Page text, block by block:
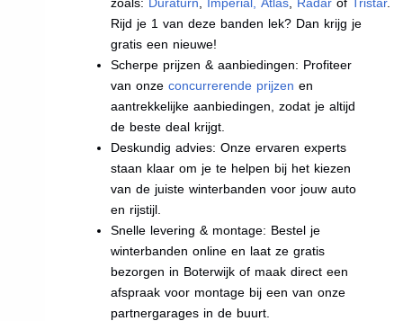
Rijd je 1 van deze banden lek? Dan krijg je
gratis een nieuwe!
Scherpe prijzen & aanbiedingen: Profiteer
van onzeconcurrerende prijzen en
aantrekkelijke aanbiedingen, zodat je altijd
de beste deal krijgt.
Deskundig advies: Onze ervaren experts
staan klaar om je te helpen bij het kiezen
van de juiste winterbanden voor jouw auto
en rijstijl.
Snelle levering & montage: Bestel je
winterbanden online en laat ze gratis
bezorgen in Boterwijk of maak direct een
afspraak voor montage bij een van onze
partnergarages in de buurt.